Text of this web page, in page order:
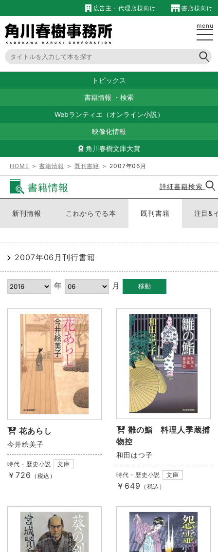
広告主・代理店様向け 書店様向け
menu
トピックス
書籍情報 ・ 検索
Webランティエ（オンライン小説）
映像化情報
角川春樹文庫大賞
HOME ＞書籍情報 ＞ 既刊書籍 ＞ 2007年06月
書籍情報 詳細書籍検索
新刊情報 これからでる本 既刊書籍 注目&
2007年06月刊行書籍
年 月
花あらし
今井絵美子
時代・歴史小説 文庫
￥726 （税込）
雛の鮨 料理人季蔵捕
物控
和田はつ子
時代・歴史小説 文庫
￥649 （税込）